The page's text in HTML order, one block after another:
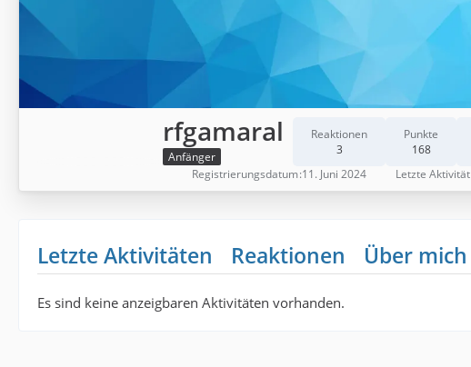
rfgamaral
Anfänger
Reaktionen
3
Punkte
168
Registrierungsdatum 11. Juni 2024 Letzte Aktivität
Letzte Aktivitäten Reaktionen Über mich
Es sind keine anzeigbaren Aktivitäten vorhanden.